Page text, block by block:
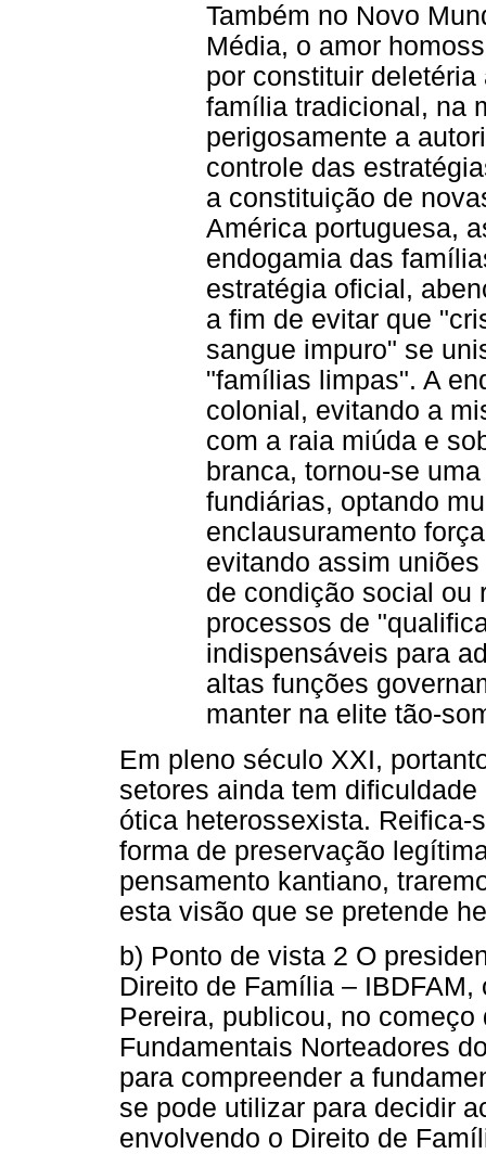
Também no Novo
Média, o amor
por constituir
família tradicional, na
perigosamente a
controle das
a constituição de
América portuguesa,
endogamia das
estratégia oficial,
a fim de evitar que
sangue impuro" se
"famílias limpas". A
colonial, evitando a
com a raia miúda e
branca, tornou-se
fundiárias, optando
enclausuramento
evitando assim
de condição social ou
processos de
indispensáveis para
altas funções
manter na elite tão-
Em pleno século XXI,
setores ainda tem
ótica heterossexista. Reifica-
forma de preservação
pensamento kantiano,
esta visão que se pretende
b) Ponto de vista 2 O
Direito de Família –
Pereira, publicou, no
Fundamentais Norteadores
para compreender a
se pode utilizar para decidir
envolvendo o Direito de